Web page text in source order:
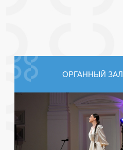
ОРГАННЫЙ ЗАЛ